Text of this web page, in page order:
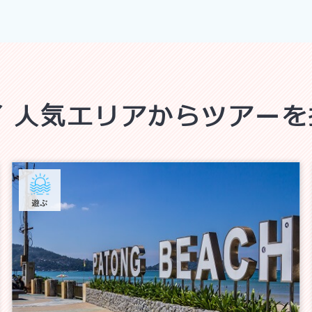
人気エリアからツアー